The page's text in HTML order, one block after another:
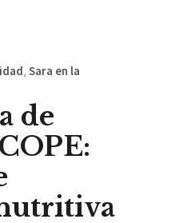
, Sara en la
de